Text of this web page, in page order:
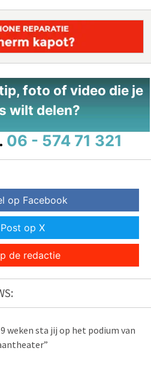
foto of video die je
wilt delen?
06 - 574 71 321
op Facebook
Post op X
de redactie
weken sta jij op het podium van